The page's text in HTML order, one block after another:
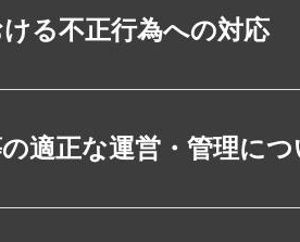
る不正行為への対応
適正な運営・管理に